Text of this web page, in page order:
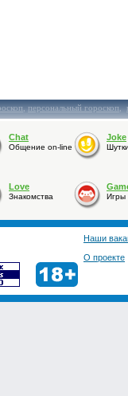
,персональный гороскоп,
Chat
Общение on-line
Joke
Love
Знакомства Игры
Наши
О проекте